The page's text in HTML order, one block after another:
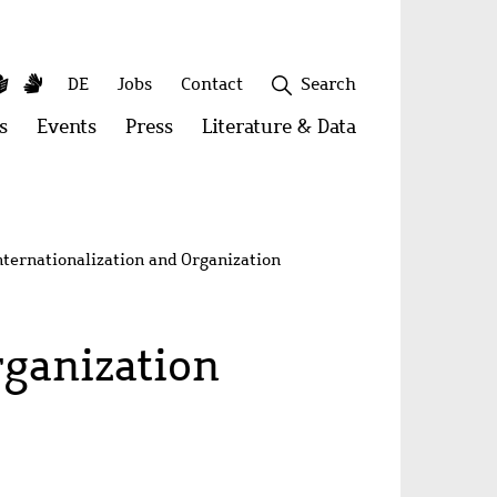
Simple
Language
Sign
DE
Secondary
menu
Jobs Contact Search
OpenEvents OpenPress OpenLiterature & Data
and Organization